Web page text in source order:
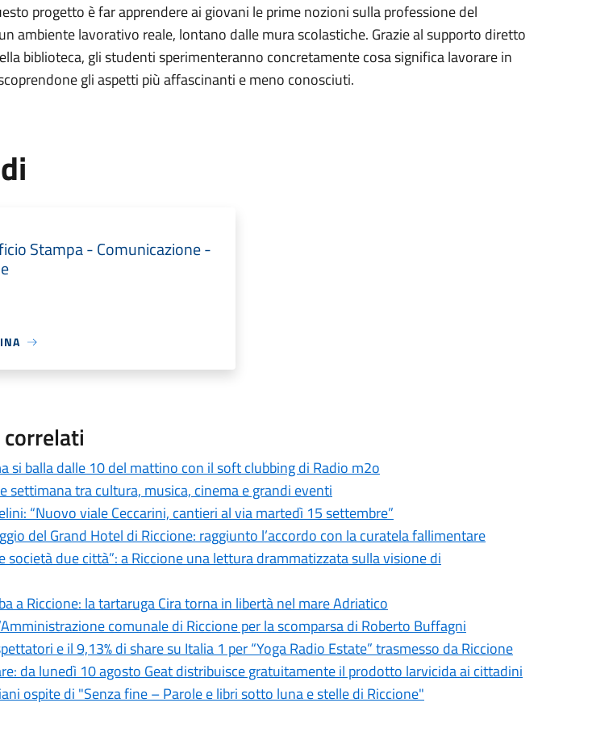
progetto è far apprendere ai giovani le prime nozioni sulla professione del
ambiente lavorativo reale, lontano dalle mura scolastiche. Grazie al supporto diretto
biblioteca, gli studenti sperimenteranno concretamente cosa significa lavorare in
gli aspetti più affascinanti e meno conosciuti.
Stampa - Comunicazione -
si balla dalle 10 del mattino con il soft clubbing di Radio m2o
settimana tra cultura, musica, cinema e grandi eventi
“Nuovo viale Ceccarini, cantieri al via martedì 15 settembre”
del Grand Hotel di Riccione: raggiunto l’accordo con la curatela fallimentare
società due città”: a Riccione una lettura drammatizzata sulla visione di
a Riccione: la tartaruga Cira torna in libertà nel mare Adriatico
comunale di Riccione per la scomparsa di Roberto Buffagni
e il 9,13% di share su Italia 1 per “Yoga Radio Estate” trasmesso da Riccione
da lunedì 10 agosto Geat distribuisce gratuitamente il prodotto larvicida ai cittadini
ospite di "Senza fine – Parole e libri sotto luna e stelle di Riccione"